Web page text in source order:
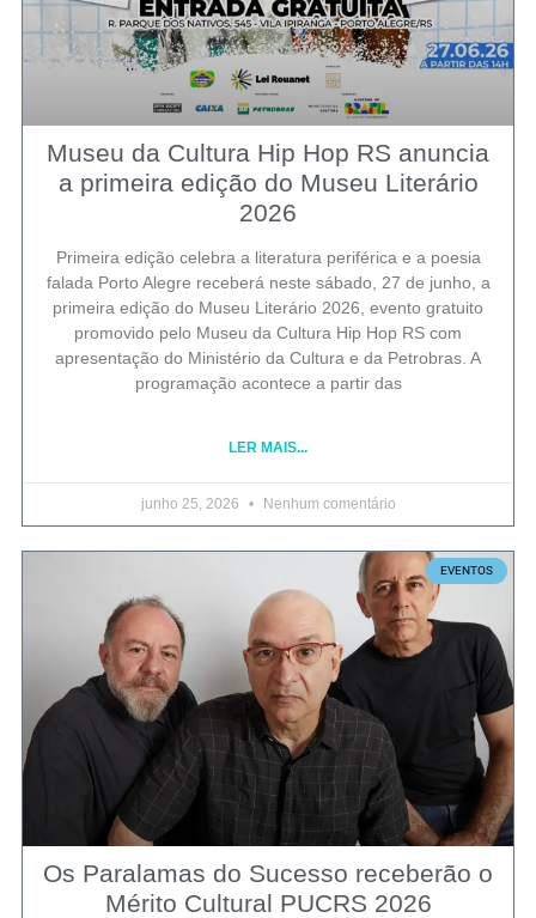
Museu da Cultura Hip Hop RS anuncia
a primeira edição do Museu Literário
2026
Primeira edição celebra a literatura periférica e a poesia
falada Porto Alegre receberá neste sábado, 27 de junho, a
primeira edição do Museu Literário 2026, evento gratuito
promovido pelo Museu da Cultura Hip Hop RS com
apresentação do Ministério da Cultura e da Petrobras. A
programação acontece a partir das
LER MAIS...
junho 25, 2026 Nenhum comentário
EVENTOS
Os Paralamas do Sucesso receberão o
Mérito Cultural PUCRS 2026